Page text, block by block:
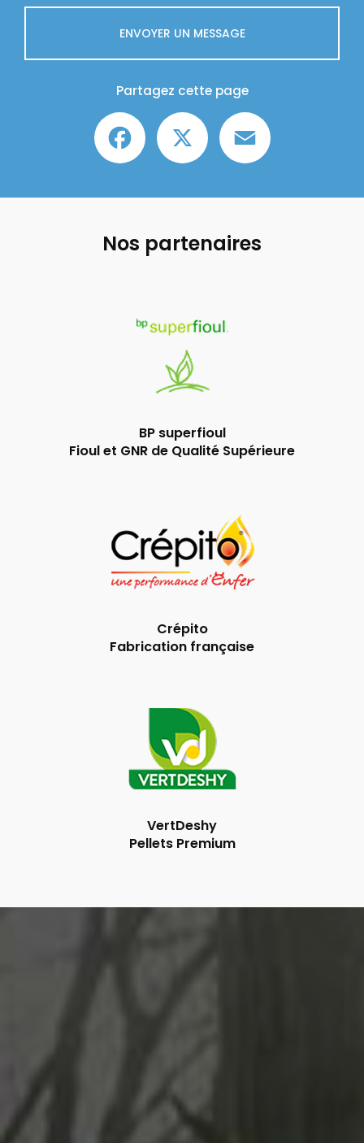
ENVOYER UN MESSAGE
Partagez cette page
Facebook
Nos partenaires
BP superfioul
Fioul et GNR de Qualité Supérieure
Crépito
Fabrication française
VertDeshy
Pellets Premium